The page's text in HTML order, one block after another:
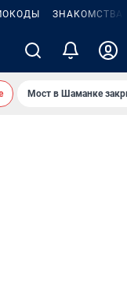
ЗНАКОМСТВА
Мост в Шаманке